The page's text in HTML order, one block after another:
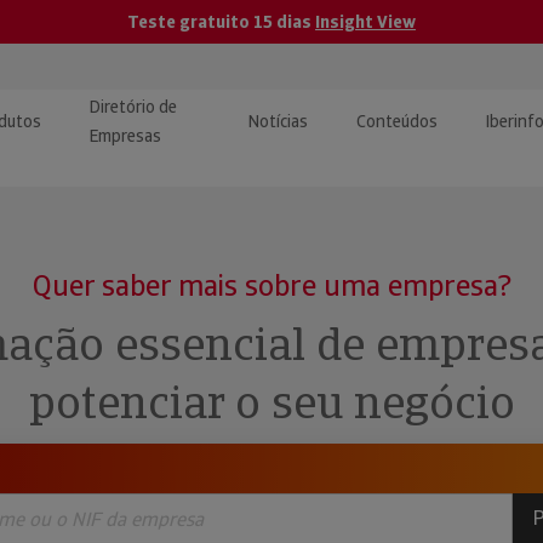
Teste gratuito 15 dias Insight View
de Créditos
Diretório de
Empresas
Notícias Conteúdos
Quer saber mais sobre uma empresa?
essencial de
potenciar o seu negócio